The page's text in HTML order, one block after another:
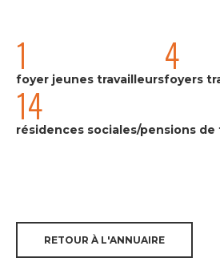
RETOUR À L'ANNUAIRE
1
foyer jeunes travailleurs
4
foyers
14
résidences sociales/pensions de